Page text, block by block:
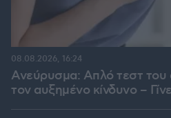
Ανεύρυσμα: Απλό τεστ του
τον αυξημένο κίνδυνο –
08.08.2026, 16:24